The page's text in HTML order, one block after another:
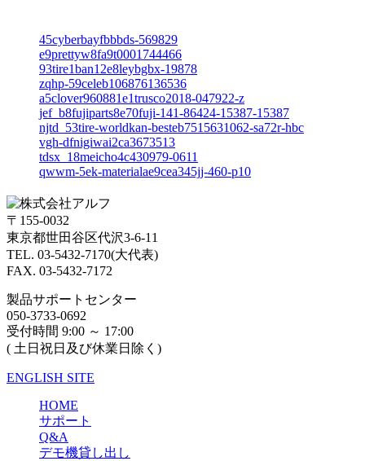
45cyberbayfbbbds-569829
e9prettyw8fa9t0001744466
93tire1ban12e8leybgbx-19878
zqhp-59celeb106876136536
a5clover960881e1trusco2018-047922-z
jef_b8fujiparts8e70fuji-141-86424-15387-15387
njtd_53tire-worldkan-besteb7515631062-sa72r-hbc
vgh-dfnigiwai2ca3673513
tdsx_18meicho4c430979-0611
qwwm-5ek-materialae9cea345jj-460-p10
〒155-0032
東京都世田谷区代沢3-6-11
TEL. 03-5432-7170(大代表)
FAX. 03-5432-7172
製品サポートセンター
050-3733-0692
受付時間 9:00 ～ 17:00
( 土日祝日及び休業日除く)
ENGLISH SITE
HOME
サポート
Q&A
デモ機貸し出し